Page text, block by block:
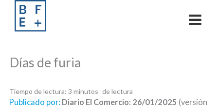
content
Días de furia
Tiempo de lectura: 3 minutos
Publicado por: Diario El Comercio: 26/01/2025 (versión